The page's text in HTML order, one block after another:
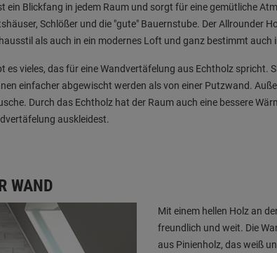
ein Blickfang in jedem Raum und sorgt für eine gemütliche
Schlößer und die "gute" Bauernstube. Der Allrounder
als auch in ein modernes Loft und ganz bestimmt auch
es vieles, das für eine Wandvertäfelung aus Echtholz spricht.
einfacher abgewischt werden als von einer Putzwand.
Durch das Echtholz hat der Raum auch eine bessere
auskleidest.
WAND
Mit einem hellen Holz an
freundlich und weit. Die
aus Pinienholz, das weiß